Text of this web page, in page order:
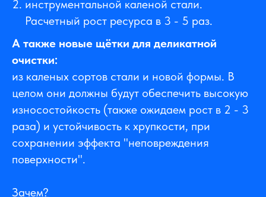
инструментальной каленой стали.
Расчетный рост ресурса в 3 - 5 раз.
А также новые щётки для деликатной
очистки:
из каленых сортов стали и новой формы. В
целом они должны будут обеспечить высокую
износостойкость (также ожидаем рост в 2 - 3
раза) и устойчивость к хрупкости, при
сохранении эффекта "неповреждения
поверхности".
Зачем?